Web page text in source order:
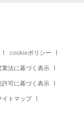
cookieポリシー
業法に基づく表示
可に基づく表示
イトマップ